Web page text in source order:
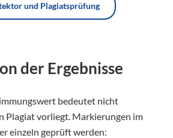
und Plagiatsprüfung
der Ergebnisse
bedeutet nicht
Plagiat vorliegt. Markierungen im
einzeln geprüft werden: